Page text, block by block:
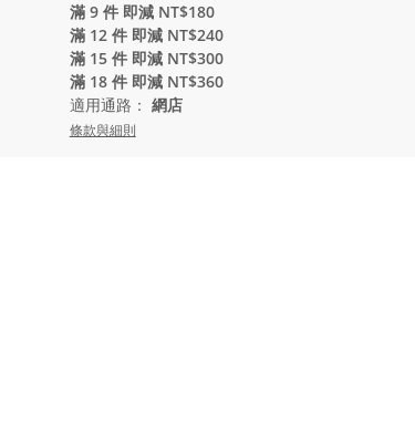
滿 9 件 即減 NT$180
滿 12 件 即減 NT$240
滿 15 件 即減 NT$300
滿 18 件 即減 NT$360
適用通路： 網店
條款與細則